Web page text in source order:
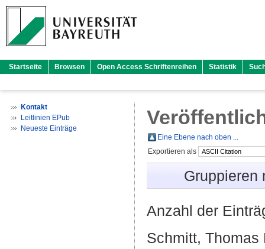
Startseite Browsen Open Access Schriftenreihen Statistik
Kontakt
Leitlinien EPub
Neueste Einträge
Eine Ebene nach oben ...
Exportieren als
Anzahl der
Schmitt, Thomas